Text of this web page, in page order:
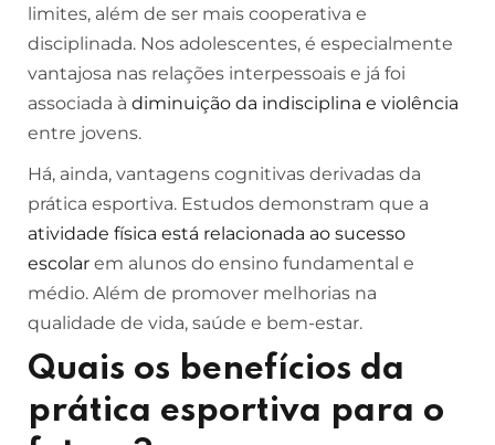
limites, além de ser mais cooperativa e
disciplinada. Nos adolescentes, é especialmente
vantajosa nas relações interpessoais e já foi
associada à diminuição da indisciplina e violência
entre jovens.
Há, ainda, vantagens cognitivas derivadas da
prática esportiva. Estudos demonstram que a
atividade física está relacionada ao sucesso
escolar em alunos do ensino fundamental e
médio. Além de promover melhorias na
qualidade de vida, saúde e bem-estar.
Quais os benefícios da
prática esportiva para o